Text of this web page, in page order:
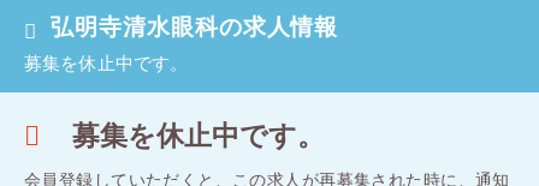
弘明寺清水眼科の求人情報
募集を休止中です。
募集を休止中です。
会員登録していただくと、この求人が再募集された時に、通知